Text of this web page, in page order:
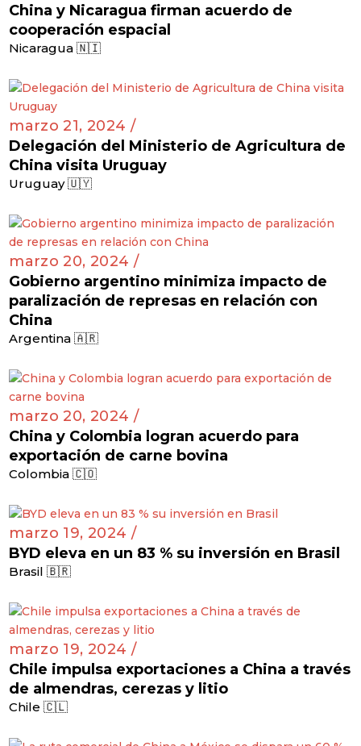
China y Nicaragua firman acuerdo de
cooperación espacial
Nicaragua 🇳🇮
marzo 21, 2024 /
Delegación del Ministerio de Agricultura de
China visita Uruguay
Uruguay 🇺🇾
marzo 20, 2024 /
Gobierno argentino minimiza impacto de
paralización de represas en relación con
China
Argentina 🇦🇷
marzo 20, 2024 /
China y Colombia logran acuerdo para
exportación de carne bovina
Colombia 🇨🇴
marzo 19, 2024 /
BYD eleva en un 83 % su inversión en Brasil
Brasil 🇧🇷
marzo 19, 2024 /
Chile impulsa exportaciones a China a través
de almendras, cerezas y litio
Chile 🇨🇱